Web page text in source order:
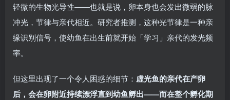
轻微的生物光导性——也就是说，卵本身也会发出微弱的脉
冲光，节律与亲代相近。研究者推测，这种光节律是一种亲
缘识别信号，使幼鱼在出生前就开始「学习」亲代的发光频
率。
但这里出现了一个令人困惑的细节： 虚光鱼的亲代在产卵
后，会在卵附近持续漂浮直到幼鱼孵出——而在整个孵化期